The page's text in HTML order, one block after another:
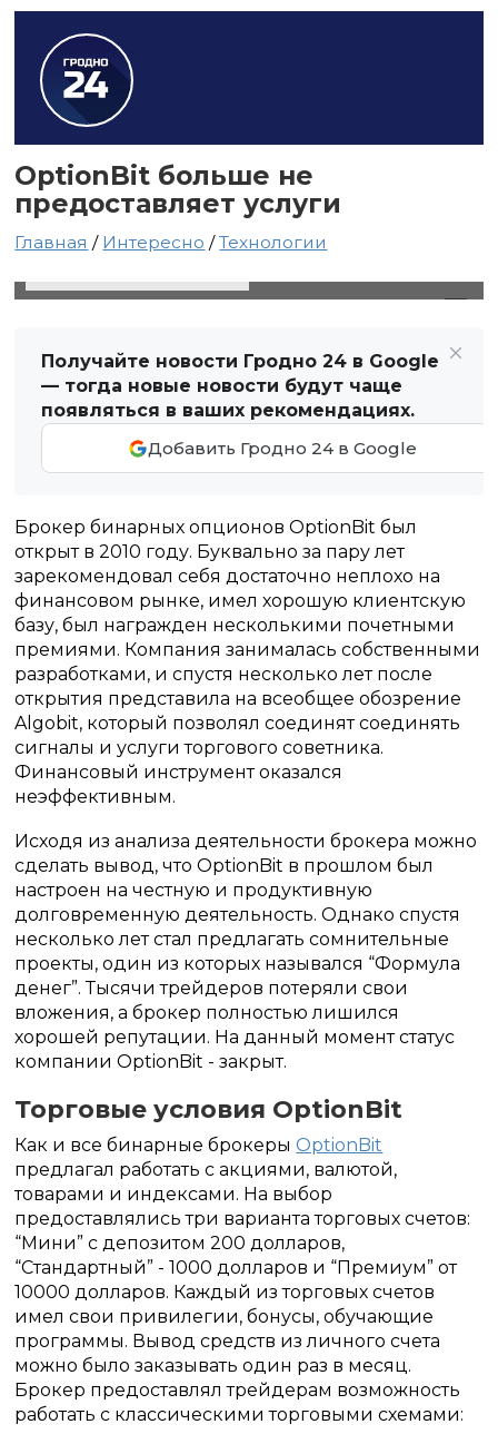
OptionBit больше не
предоставляет услуги
Главная / Интересно /Технологии
Получайте новости Гродно 24 в Google
— тогда новые новости будут чаще
появляться в ваших рекомендациях.
Добавить Гродно 24 в Google
Брокер бинарных опционов OptionBit был
открыт в 2010 году. Буквально за пару лет
зарекомендовал себя достаточно неплохо на
финансовом рынке, имел хорошую клиентскую
базу, был награжден несколькими почетными
премиями. Компания занималась собственными
разработками, и спустя несколько лет после
открытия представила на всеобщее обозрение
Algobit, который позволял соединят соединять
сигналы и услуги торгового советника.
Финансовый инструмент оказался
неэффективным.
Исходя из анализа деятельности брокера можно
сделать вывод, что OptionBit в прошлом был
настроен на честную и продуктивную
долговременную деятельность. Однако спустя
несколько лет стал предлагать сомнительные
проекты, один из которых назывался “Формула
денег”. Тысячи трейдеров потеряли свои
вложения, а брокер полностью лишился
хорошей репутации. На данный момент статус
компании OptionBit - закрыт.
Торговые условия OptionBit
Как и все бинарные брокерыOptionBit
предлагал работать с акциями, валютой,
товарами и индексами. На выбор
предоставлялись три варианта торговых счетов:
“Мини” с депозитом 200 долларов,
“Стандартный” - 1000 долларов и “Премиум” от
10000 долларов. Каждый из торговых счетов
имел свои привилегии, бонусы, обучающие
программы. Вывод средств из личного счета
можно было заказывать один раз в месяц.
Брокер предоставлял трейдерам возможность
работать с классическими торговыми схемами: